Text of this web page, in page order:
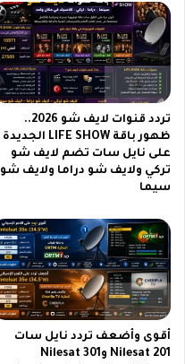
ل
ا
ل
م
ر
ك
ا
ت
ط
ل
ا
ب
ي
ا
ل
س
ع
و
ي
2
0
2
تردد قنوات لايف شو 2026..
ظهور باقة LIFE SHOW الجديدة
على نايل سات تضم لايف شو
تركي ولايف شو دراما ولايف شو
سيما
أقوى وأضعف تردد نايل سات
Nilesat 201 وNilesat 301